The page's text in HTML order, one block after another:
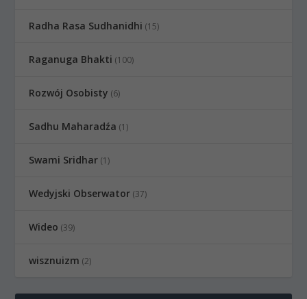
Radha Rasa Sudhanidhi (15)
Raganuga Bhakti (100)
Rozwój Osobisty (6)
Sadhu Maharadźa (1)
Swami Sridhar (1)
Wedyjski Obserwator (37)
Wideo (39)
wisznuizm (2)